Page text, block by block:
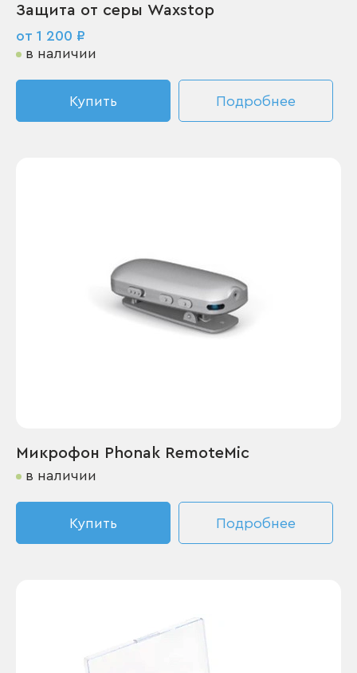
Защита от серы Waxstop
от 1 200 ₽
в наличии
Купить Подробнее
Микрофон Phonak RemoteMic
в наличии
Купить Подробнее